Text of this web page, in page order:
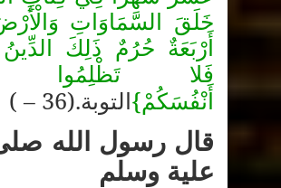
خَلَقَ السَّمَاوَاتِ
أَرْبَعَةٌ حُرُمٌ ذَلِكَ الدِّينُ
فَلا تَظْلِمُوا
أَنْفُسَكُمْ{ التوبة( – 36).
قال رسول الله
علية وسلم